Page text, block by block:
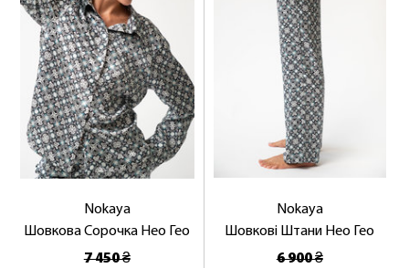
Nokaya
Шовкова Сорочка Нео Гео
7 450 ₴
Nokaya
Шовкові Штани Нео Гео
6 900 ₴
ЛАСКАВО ПРОСИМО ДО
NOSOVSKI.COM! ПРИЙМІТЬ ВІД НАС
ПРИВІТНИЙ БОНУС - ЗНИЖКУ НА